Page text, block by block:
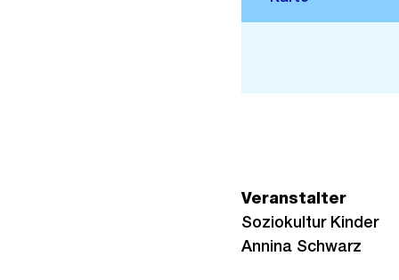
Veranstalter
Soziokultur Kinder
Annina Schwarz